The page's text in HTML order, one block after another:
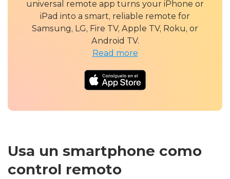
universal remote app turns your iPhone or
iPad into a smart, reliable remote for
Samsung, LG, Fire TV, Apple TV, Roku, or
Android TV.
Read more
Usa un smartphone como
control remoto